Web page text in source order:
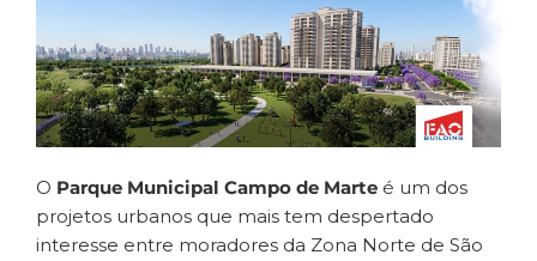
O Parque Municipal Campo de Marte é um dos
projetos urbanos que mais tem despertado
interesse entre moradores da Zona Norte de São